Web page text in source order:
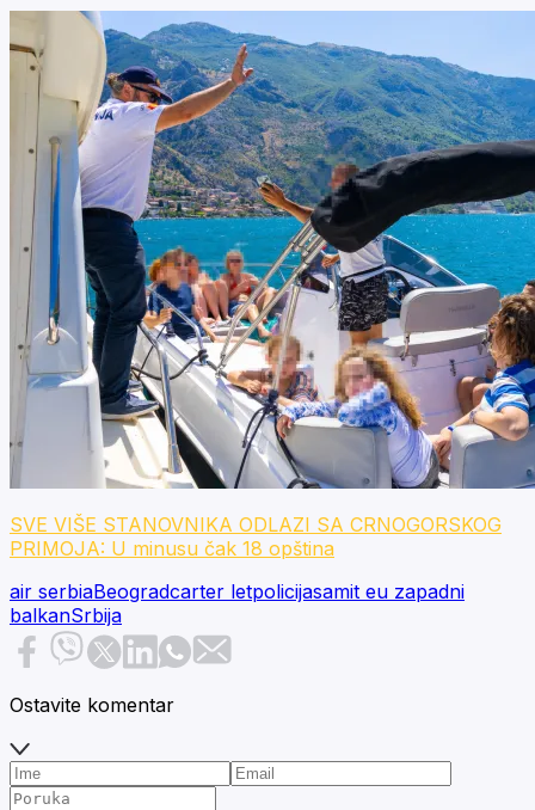
SVE VIŠE STANOVNIKA ODLAZI SA CRNOGORSKOG
PRIMOJA: U minusu čak 18 opština
air serbiaBeogradcarter letpolicijasamit eu zapadni
balkanSrbija
Ostavite komentar